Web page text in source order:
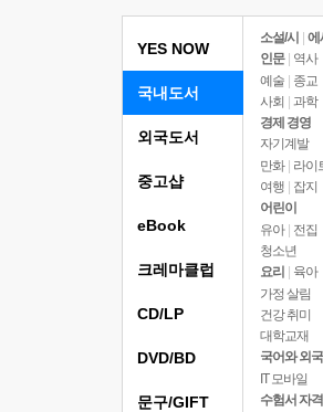
YES NOW
국내도서
소설/시
에
인문
역사
예술 | 종교
사회 | 과학
경제 경영
자기계발
만화 | 라이
여행
잡지
어린이
유아 | 전집
청소년
요리
육아
가정 살림
건강 취미
대학교재
국어와 외
IT 모바일
수험서 자
외국도서
중고샵
eBook
크레마클럽
CD/LP
DVD/BD
문구/GIFT